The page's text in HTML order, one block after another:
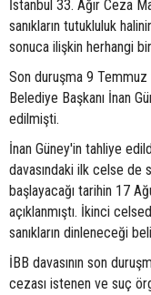
İstanbul 33. Ağır Ceza
sanıkların tutukluluk
sonuca ilişkin herhangi
Son duruşma 9 Temmuz
Belediye Başkanı İnan
edilmişti.
İnan Güney'in tahliye
davasındaki ilk celse de
başlayacağı tarihin 17
açıklanmıştı. İkinci
sanıkların dinleneceği
İBB davasının son
cezası istenen ve suç